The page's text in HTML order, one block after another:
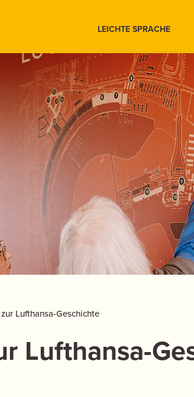
LEICHTE SPRACHE
Lufthansa-Geschichte
Lufthansa-